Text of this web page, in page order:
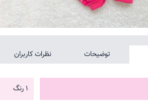
توضیحات نظرات کاربران
1 رنگ